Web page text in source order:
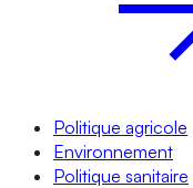
Politique agricole
Environnement
Politique sanitaire